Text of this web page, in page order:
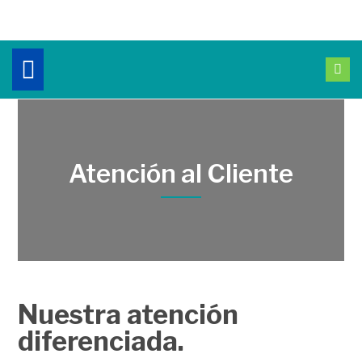
Atención al Cliente
Nuestra atención
diferenciada.